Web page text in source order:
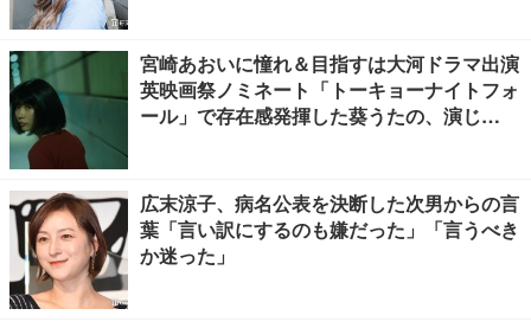
宮崎あおいに憧れ＆目指すは大河ドラマ出演
英映画祭ノミネート「トーキョーナイトフォ
ール」で存在感発揮した葵うたの、演じ
広末涼子、病名公表を決断した次男からの言
葉「言い訳にするのも嫌だった」「言うべき
か迷った」